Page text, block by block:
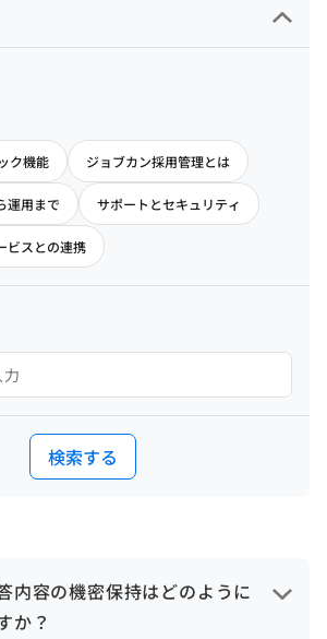
ク機能 ジョブカン採用管理とは
運用まで サポートとセキュリティ
ビスとの連携
検索する
内容の機密保持はどのように
か？